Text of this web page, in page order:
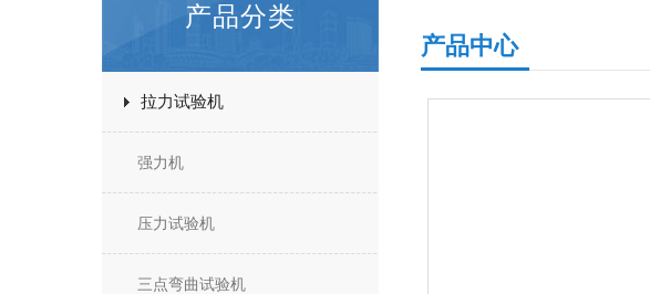
产品分类
拉力试验机
强力机
压力试验机
三点弯曲试验机
产品中心